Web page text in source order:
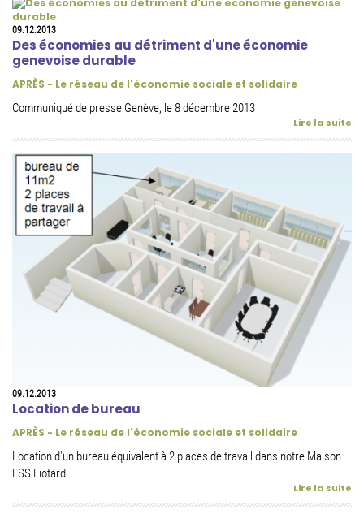
09.12.2013
Des économies au détriment d'une économie
genevoise durable
APRÈS - Le réseau de l'économie sociale et solidaire
Communiqué de presse Genève, le 8 décembre 2013
Lire la suite
09.12.2013
Location de bureau
APRÈS - Le réseau de l'économie sociale et solidaire
Location d'un bureau équivalent à 2 places de travail dans notre Maison
ESS Liotard
Lire la suite